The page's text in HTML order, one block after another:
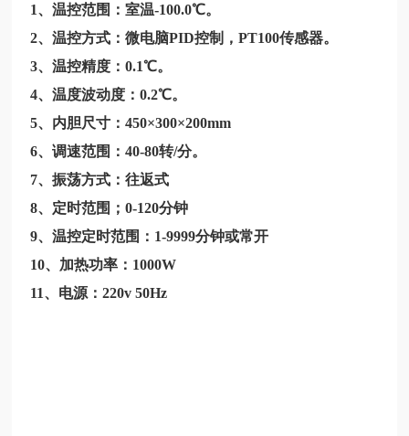
1、温控范围：室温-100.0℃。
2、温控方式：微电脑PID控制，PT100传感器。
3、温控精度：0.1℃。
4、温度波动度：0.2℃。
5、内胆尺寸：450×300×200mm
6、调速范围：40-80转/分。
7、振荡方式：往返式
8、定时范围；0-120分钟
9、温控定时范围：1-9999分钟或常开
10、加热功率：1000W
11、电源：220v 50Hz